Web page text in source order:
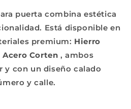
puerta combina estética
Está disponible en
premium: Hierro
Acero Corten, ambos
y con un diseño calado
y calle.